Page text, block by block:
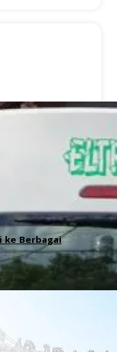
ke Berbagai